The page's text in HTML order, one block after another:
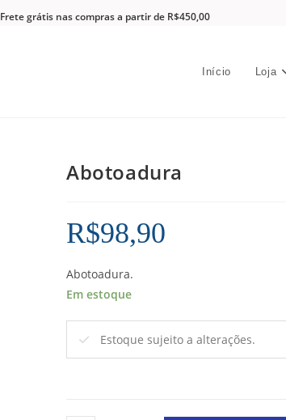
Frete grátis nas compras a partir de R$450,00
Início Loja
Abotoadura
R$98,90
Abotoadura.
Em estoque
Estoque sujeito a alterações.